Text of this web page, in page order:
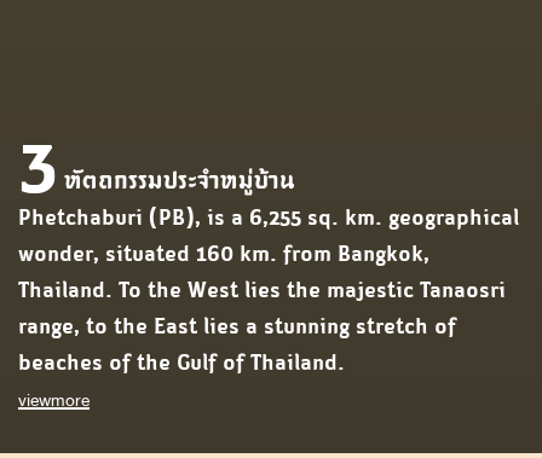
3 หัตถกรรมประจำหมู่บ้าน
Phetchaburi (PB), is a 6,255 sq. km. geographical
wonder, situated 160 km. from Bangkok,
Thailand. To the West lies the majestic Tanaosri
range, to the East lies a stunning stretch of
beaches of the Gulf of Thailand.
viewmore